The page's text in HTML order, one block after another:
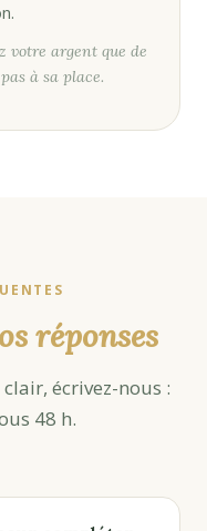
votre argent que de
à sa place.
réponses
écrivez-nous :
48 h.